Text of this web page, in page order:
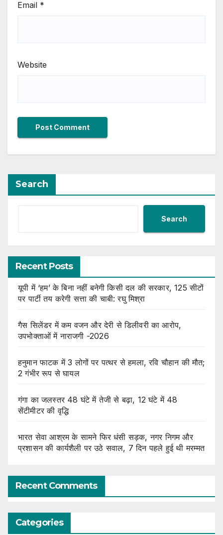
Email *
Website
Search
Search
Recent Posts
यूपी में ‘हम’ के बिना नहीं बनेगी किसी दल की सरकार, 125 सीटों
पर पार्टी तय करेगी सत्ता की चाबी: रघु मिश्रा
गैस सिलेंडर में कम वजन और देरी से डिलीवरी का आरोप,
उपभोक्ताओं में नाराजगी -2026
हनुमान फाटक में 3 लोगों पर पत्थर से हमला, रवि चौहान की मौत;
2 गंभीर रूप से घायल
गंगा का जलस्तर 48 घंटे में तेजी से बढ़ा, 12 घंटे में 48
सेंटीमीटर की वृद्धि
भारत सेवा आश्रम के सामने फिर धंसी सड़क, नगर निगम और
प्रशासन की कार्यशैली पर उठे सवाल, 7 दिन पहले हुई थी मरम्मत
Recent Comments
Categories